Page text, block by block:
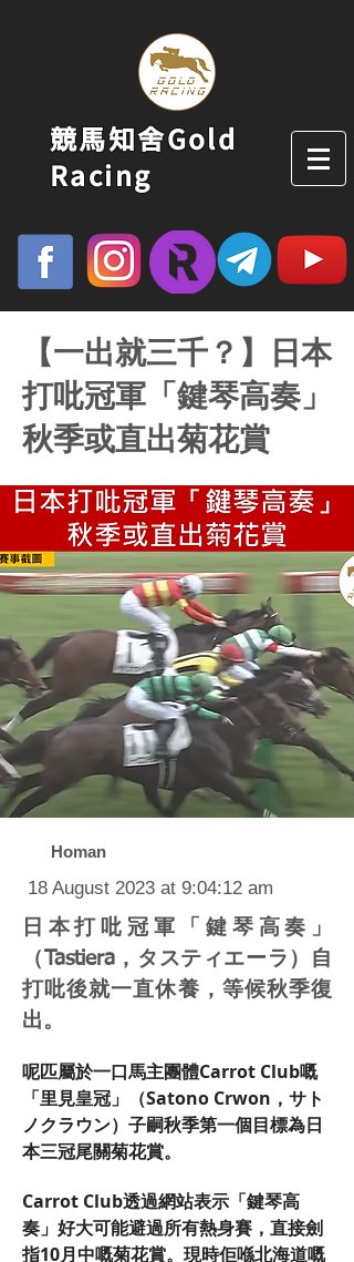
競馬知舍Gold
Racing
【一出就三千？】日本
打吡冠軍「鍵琴高奏」
秋季或直出菊花賞
Homan
18 August 2023 at 9:04:12 am
日本打吡冠軍「鍵琴高奏」
（Tastiera，タスティエーラ）自
打吡後就一直休養，等候秋季復
出。
呢匹屬於一口馬主團體Carrot Club嘅
「里見皇冠」（Satono Crwon，サト
ノクラウン）子嗣秋季第一個目標為日
本三冠尾關菊花賞。
Carrot Club透過網站表示「鍵琴高
奏」好大可能避過所有熱身賽，直接劍
指10月中嘅菊花賞。現時佢喺北海道嘅